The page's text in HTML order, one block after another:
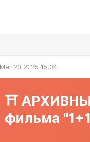
Mar 20 2025 15:34
⛩️
фильма